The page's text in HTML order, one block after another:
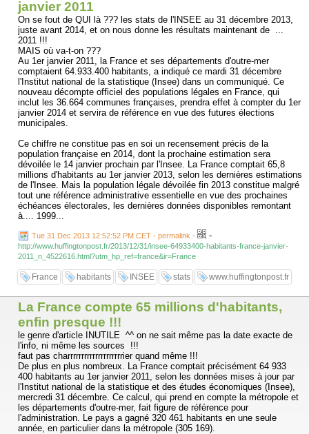
janvier 2011
On se fout de QUI là ??? les stats de l'INSEE au 31 décembre 2013,
juste avant 2014, et on nous donne les résultats maintenant de ...
2011 !!!
MAIS où va-t-on ???
Au 1er janvier 2011, la France et ses départements d'outre-mer
comptaient 64.933.400 habitants, a indiqué ce mardi 31 décembre
l'Institut national de la statistique (Insee) dans un communiqué. Ce
nouveau décompte officiel des populations légales en France, qui
inclut les 36.664 communes françaises, prendra effet à compter du 1er
janvier 2014 et servira de référence en vue des futures élections
municipales.
Ce chiffre ne constitue pas en soi un recensement précis de la
population française en 2014, dont la prochaine estimation sera
dévoilée le 14 janvier prochain par l'Insee. La France comptait 65,8
millions d'habitants au 1er janvier 2013, selon les dernières estimations
de l'Insee. Mais la population légale dévoilée fin 2013 constitue malgré
tout une référence administrative essentielle en vue des prochaines
échéances électorales, les dernières données disponibles remontant
à.... 1999...
Tue 31 Dec 2013 12:52:52 PM CET - permalink - -
http://www.huffingtonpost.fr/2013/12/31/insee-64933400-habitants-france-janvier-
2011_n_4522616.html?utm_hp_ref=france&ir=France
France habitants INSEE stats www.huffingtonpost.fr
La France compte 65 millions d'habitants,
enfin presque !!!
le genre d'article INUTILE ^^ on ne sait même pas la date exacte de
l'info, ni même les sources !!!
faut pas charrrrrrrrrrrrrrrrrrrrier quand même !!!
De plus en plus nombreux. La France comptait précisément 64 933
400 habitants au 1er janvier 2011, selon les données mises à jour par
l'Institut national de la statistique et des études économiques (Insee),
mercredi 31 décembre. Ce calcul, qui prend en compte la métropole et
les départements d'outre-mer, fait figure de référence pour
l'administration. Le pays a gagné 320 461 habitants en une seule
année, en particulier dans la métropole (305 169).